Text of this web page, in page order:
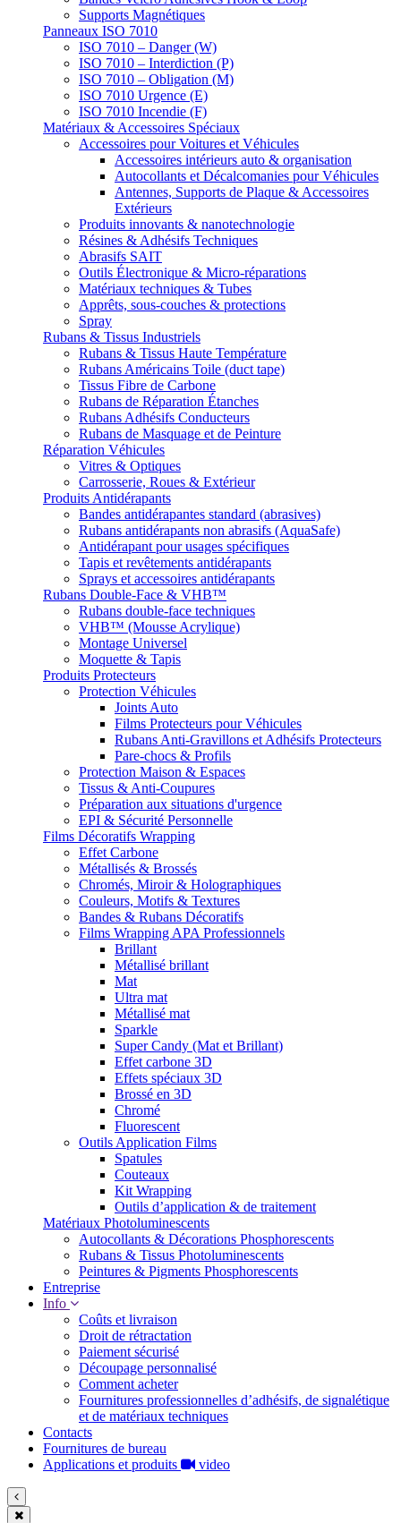
Supports Magnétiques
Panneaux ISO 7010
ISO 7010 – Danger (W)
ISO 7010 – Interdiction (P)
ISO 7010 – Obligation (M)
ISO 7010 Urgence (E)
ISO 7010 Incendie (F)
Matériaux & Accessoires Spéciaux
Accessoires pour Voitures et Véhicules
Accessoires intérieurs auto & organisation
Autocollants et Décalcomanies pour Véhicules
Antennes, Supports de Plaque & Accessoires
Extérieurs
Produits innovants & nanotechnologie
Résines & Adhésifs Techniques
Abrasifs SAIT
Outils Électronique & Micro-réparations
Matériaux techniques & Tubes
Apprêts, sous-couches & protections
Spray
Rubans & Tissus Industriels
Rubans & Tissus Haute Température
Rubans Américains Toile (duct tape)
Tissus Fibre de Carbone
Rubans de Réparation Étanches
Rubans Adhésifs Conducteurs
Rubans de Masquage et de Peinture
Réparation Véhicules
Vitres & Optiques
Carrosserie, Roues & Extérieur
Produits Antidérapants
Bandes antidérapantes standard (abrasives)
Rubans antidérapants non abrasifs (AquaSafe)
Antidérapant pour usages spécifiques
Tapis et revêtements antidérapants
Sprays et accessoires antidérapants
Rubans Double-Face & VHB™
Rubans double-face techniques
VHB™ (Mousse Acrylique)
Montage Universel
Moquette & Tapis
Produits Protecteurs
Protection Véhicules
Joints Auto
Films Protecteurs pour Véhicules
Rubans Anti-Gravillons et Adhésifs Protecteurs
Pare-chocs & Profils
Protection Maison & Espaces
Tissus & Anti-Coupures
Préparation aux situations d'urgence
EPI & Sécurité Personnelle
Films Décoratifs Wrapping
Effet Carbone
Métallisés & Brossés
Chromés, Miroir & Holographiques
Couleurs, Motifs & Textures
Bandes & Rubans Décoratifs
Films Wrapping APA Professionnels
Brillant
Métallisé brillant
Mat
Ultra mat
Métallisé mat
Sparkle
Super Candy (Mat et Brillant)
Effet carbone 3D
Effets spéciaux 3D
Brossé en 3D
Chromé
Fluorescent
Outils Application Films
Spatules
Couteaux
Kit Wrapping
Outils d’application & de traitement
Matériaux Photoluminescents
Autocollants & Décorations Phosphorescents
Rubans & Tissus Photoluminescents
Peintures & Pigments Phosphorescents
Entreprise
Info
Coûts et livraison
Droit de rétractation
Paiement sécurisé
Découpage personnalisé
Comment acheter
Fournitures professionnelles d’adhésifs, de signalétique
et de matériaux techniques
Contacts
Fournitures de bureau
Applications et produits
video